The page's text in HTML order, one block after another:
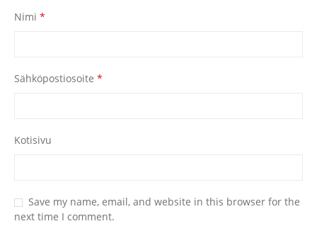
Nimi *
Sähköpostiosoite *
Kotisivu
Save my name, email, and website in this browser for the
next time I comment.